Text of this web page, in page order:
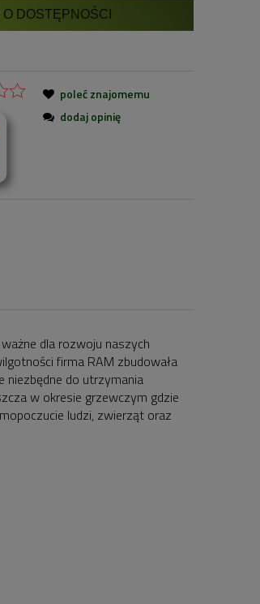
O DOSTĘPNOŚCI
poleć znajomemu
dodaj opinię
dla rozwoju naszych
firma RAM zbudowała
niezbędne do utrzymania
w okresie grzewczym gdzie
ludzi, zwierząt oraz